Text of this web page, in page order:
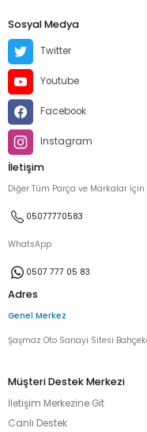
Sosyal Medya
Twitter
Youtube
Facebook
Instagram
İletişim
Diğer Tüm Parça ve Markalar İçin
05077770583
WhatsApp
0507 777 05 83
Adres
Genel Merkez
Şaşmaz Oto Sanayi Sitesi
Müşteri Destek Merkezi
İletişim Merkezine Git
Canlı Destek